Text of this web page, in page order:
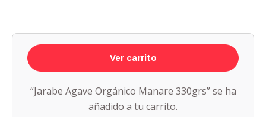
Ver carrito
“Jarabe Agave Orgánico Manare 330grs” se ha
añadido a tu carrito.